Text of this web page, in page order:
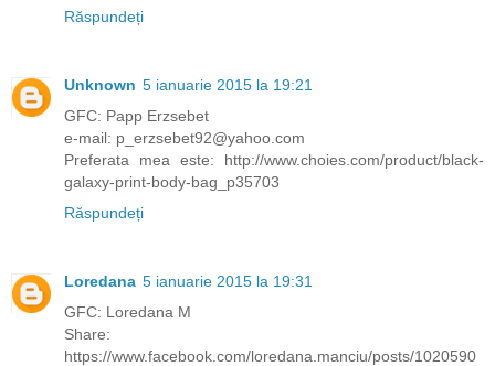
Răspundeți
Unknown 5 ianuarie 2015 la 19:21
GFC: Papp Erzsebet
e-mail: p_erzsebet92@yahoo.com
Preferata mea este: http://www.choies.com/product/black-
galaxy-print-body-bag_p35703
Răspundeți
Loredana 5 ianuarie 2015 la 19:31
GFC: Loredana M
Share:
https://www.facebook.com/loredana.manciu/posts/1020590